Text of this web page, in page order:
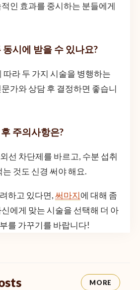
인 효과를 중시하는 분들에게
시에 받을 수 있나요?
따라 두 가지 시술을 병행하는
가와 상담 후 결정하면 좋습니
주의사항은?
선 차단제를 바르고, 수분 섭취
것도 신경 써야 해요.
하고 있다면,써마지에 대해 좀
에게 맞는 시술을 선택해 더 아
를 가꾸기를 바랍니다!
MORE